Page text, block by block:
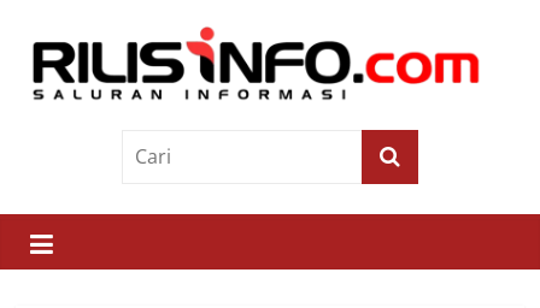
contentRilis
Saluran
Informasi